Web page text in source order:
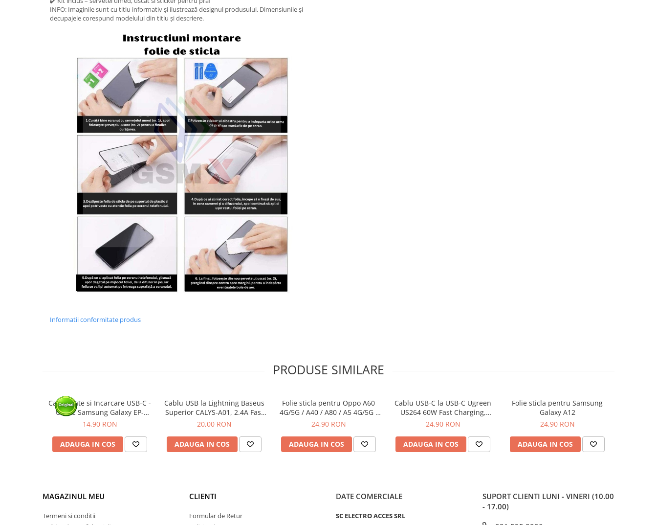
INFO: Imaginile sunt cu titlu informativ și ilustrează designul produsului. Dimensiunile și
decupajele corespund modelului din titlu și descriere.
Informatii conformitate produs
PRODUSE SIMILARE
Cablu Date si Incarcare USB-C -
USB-C Samsung Galaxy EP-
DA705, 25W, 1m, Alb - BULK
14,90 RON
ADAUGA IN COS
Cablu USB la Lightning Baseus
Superior CALYS-A01, 2.4A Fast
Charging, 1m, negru
20,00 RON
ADAUGA IN COS
Folie sticla pentru Oppo A60
4G/5G / A40 / A80 / A5 4G/5G /
A5 Pro 4G/5G / A5x 4G //
24,90 RON
ADAUGA IN COS
Cablu USB-C la USB-C Ugreen
US264 60W Fast Charging,
1.5m, alb - cablu incarcare si
24,90 RON
ADAUGA IN COS
Folie sticla pentru Samsung
Galaxy A12
24,90 RON
ADAUGA IN COS
MAGAZINUL MEU
Termeni si conditii
CLIENTI
Formular de Retur
DATE COMERCIALE
SC ELECTRO ACCES SRL
SUPORT CLIENTI LUNI - VINERI (10.00
- 17.00)